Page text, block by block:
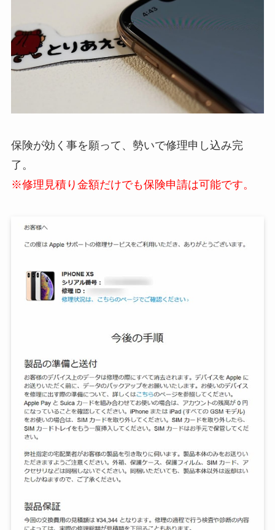
保険が効く事を願って、勢いで修理申し込み完
了。
※修理見積り金額だけでも保険申請は可能です。